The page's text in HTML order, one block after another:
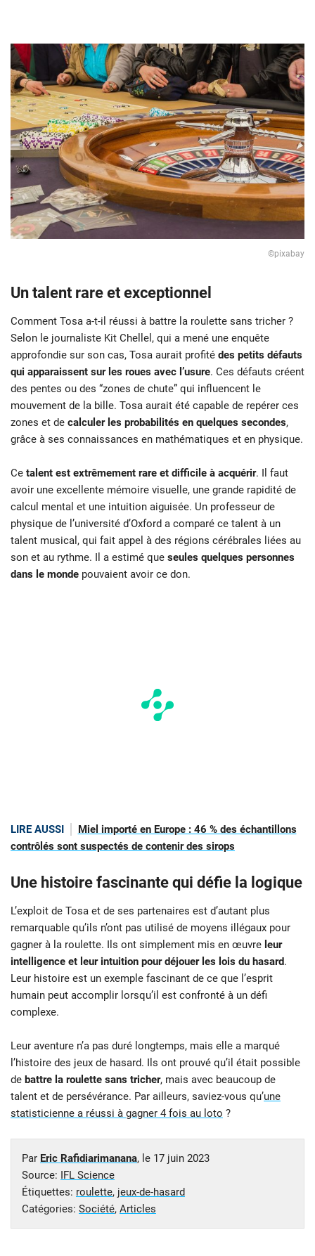
©pixabay
Un talent rare et exceptionnel
Comment Tosa a-t-il réussi à battre la roulette sans tricher ?
Selon le journaliste Kit Chellel, qui a mené une enquête
approfondie sur son cas, Tosa aurait profité des petits défauts
qui apparaissent sur les roues avec l’usure. Ces défauts créent
des pentes ou des “zones de chute” qui influencent le
mouvement de la bille. Tosa aurait été capable de repérer ces
zones et de calculer les probabilités en quelques secondes,
grâce à ses connaissances en mathématiques et en physique.
Ce talent est extrêmement rare et difficile à acquérir. Il faut
avoir une excellente mémoire visuelle, une grande rapidité de
calcul mental et une intuition aiguisée. Un professeur de
physique de l’université d’Oxford a comparé ce talent à un
talent musical, qui fait appel à des régions cérébrales liées au
son et au rythme. Il a estimé que seules quelques personnes
dans le monde pouvaient avoir ce don.
LIRE AUSSI
Miel importé en Europe : 46 % des échantillons
contrôlés sont suspectés de contenir des sirops
Une histoire fascinante qui défie la logique
L’exploit de Tosa et de ses partenaires est d’autant plus
remarquable qu’ils n’ont pas utilisé de moyens illégaux pour
gagner à la roulette. Ils ont simplement mis en œuvre leur
intelligence et leur intuition pour déjouer les lois du hasard.
Leur histoire est un exemple fascinant de ce que l’esprit
humain peut accomplir lorsqu’il est confronté à un défi
complexe.
Leur aventure n’a pas duré longtemps, mais elle a marqué
l’histoire des jeux de hasard. Ils ont prouvé qu’il était possible
de battre la roulette sans tricher, mais avec beaucoup de
talent et de persévérance. Par ailleurs, saviez-vous qu’une
statisticienne a réussi à gagner 4 fois au loto ?
Par Eric Rafidiarimanana, le 17 juin 2023
Source: IFL Science
Étiquettes: roulette, jeux-de-hasard
Catégories: Société, Articles